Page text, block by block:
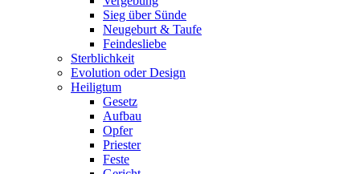
Sieg über Sünde
Neugeburt & Taufe
Feindesliebe
Sterblichkeit
Evolution oder Design
Heiligtum
Gesetz
Aufbau
Opfer
Priester
Feste